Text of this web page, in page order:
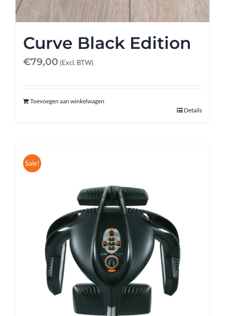
Curve Black Edition
€79,00 (Excl. BTW)
Toevoegen aan winkelwagen
Details
Sale!